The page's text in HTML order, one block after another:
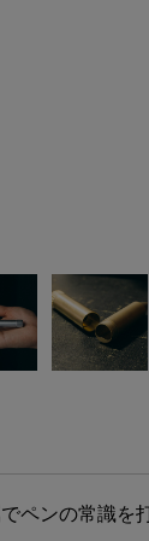
ペンの常識を